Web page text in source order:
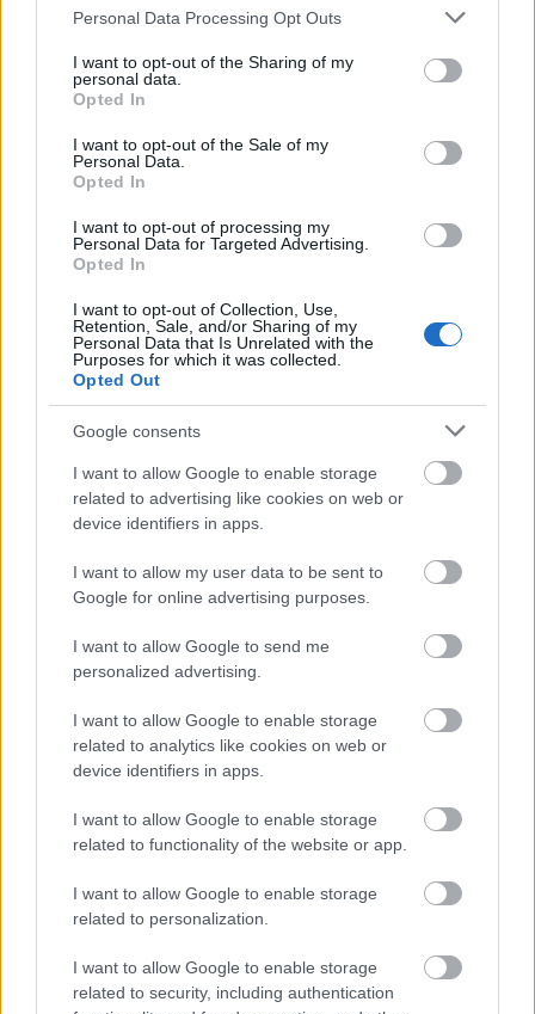
Please note that this website/app uses one or more Google
not limited to your visit or usage behaviour. You may click to
grant or deny consent to Google and its third-party tags to
use your data for below specified purposes in below Google
consent section.
Personal Data Processing Opt Outs
I want to opt-out of the Sharing of my
personal data.
Opted In
I want to opt-out of the Sale of my
Personal Data.
Opted In
I want to opt-out of processing my
Personal Data for Targeted Advertising.
Opted In
I want to opt-out of Collection, Use,
Retention, Sale, and/or Sharing of my
Personal Data that Is Unrelated with the
Purposes for which it was collected.
Opted Out
Google consents
I want to allow Google to enable storage
related to advertising like cookies on web or
device identifiers in apps.
I want to allow my user data to be sent to
Google for online advertising purposes.
I want to allow Google to send me
personalized advertising.
I want to allow Google to enable storage
related to analytics like cookies on web or
device identifiers in apps.
I want to allow Google to enable storage
related to functionality of the website or app.
I want to allow Google to enable storage
related to personalization.
I want to allow Google to enable storage
related to security, including authentication
hevert a buszsáv közepén, egy arra járó
túl nehéznek és koszosnak találta - így
aztán én rugdostam ki a padka mellé. A
hölgy szerint egy taxis figyelmeztette a
buszvezetőt, hogy elhagyott valamit, de az
jelentkezett az árva buszdarabért. Elhajtott
mellette jó néhány busz és két rendőrautó